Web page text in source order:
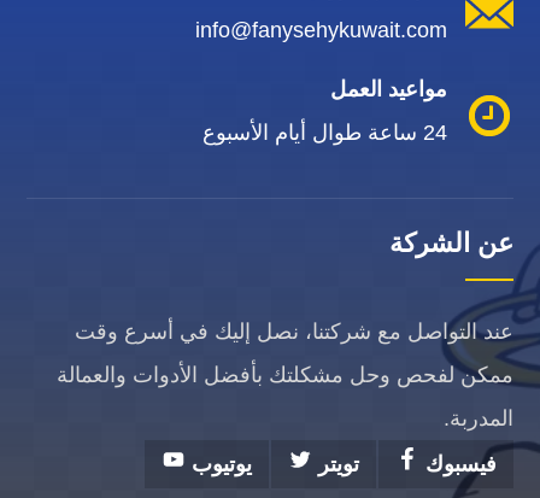
info@fanysehykuwait.com
مواعيد العمل
24 ساعة طوال أيام الأسبوع
عن الشركة
عند التواصل مع شركتنا، نصل إليك في أسرع وقت
ممكن لفحص وحل مشكلتك بأفضل الأدوات والعمالة
المدربة.
فيسبوك
تويتر يوتيوب